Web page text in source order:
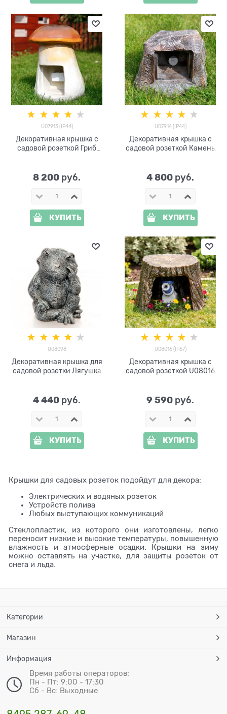
U07913 (IP44)
Декоративная крышка с
садовой розеткой Гриб
8 200 руб.
КУПИТЬ
U07914 (IP44)
Декоративная крышка с
садовой розеткой Камень
4 800 руб.
КУПИТЬ
U08098
Декоративная крышка для
садовой розетки Лягушка
4 440 руб.
КУПИТЬ
U08016 (IP67)
Декоративная крышка с
садовой розеткой U08016
9 590 руб.
КУПИТЬ
Крышки для садовых розеток подойдут для декора:
Электрических и водяных розеток
Устройств полива
Любых выступающих коммуникаций
Стеклопластик, из которого они изготовлены, легко
переносит низкие и высокие температуры, повышенную
влажность и атмосферные осадки. Крышки на зиму
можно оставлять на участке, для защиты розеток от
снега и льда.
Категории
Магазин
Информация
Время работы операторов:
Пн - Пт: 9:00 - 17:30
Сб - Вс: Выходные